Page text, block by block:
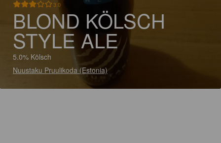
3.0
BLOND KÖLSCH
STYLE ALE
5.0% Kölsch
Nuustaku Pruulikoda (Estonia)